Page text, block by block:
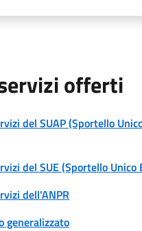
offerti
del SUAP (Sportello
del SUE (Sportello Unico
dell'ANPR
generalizzato